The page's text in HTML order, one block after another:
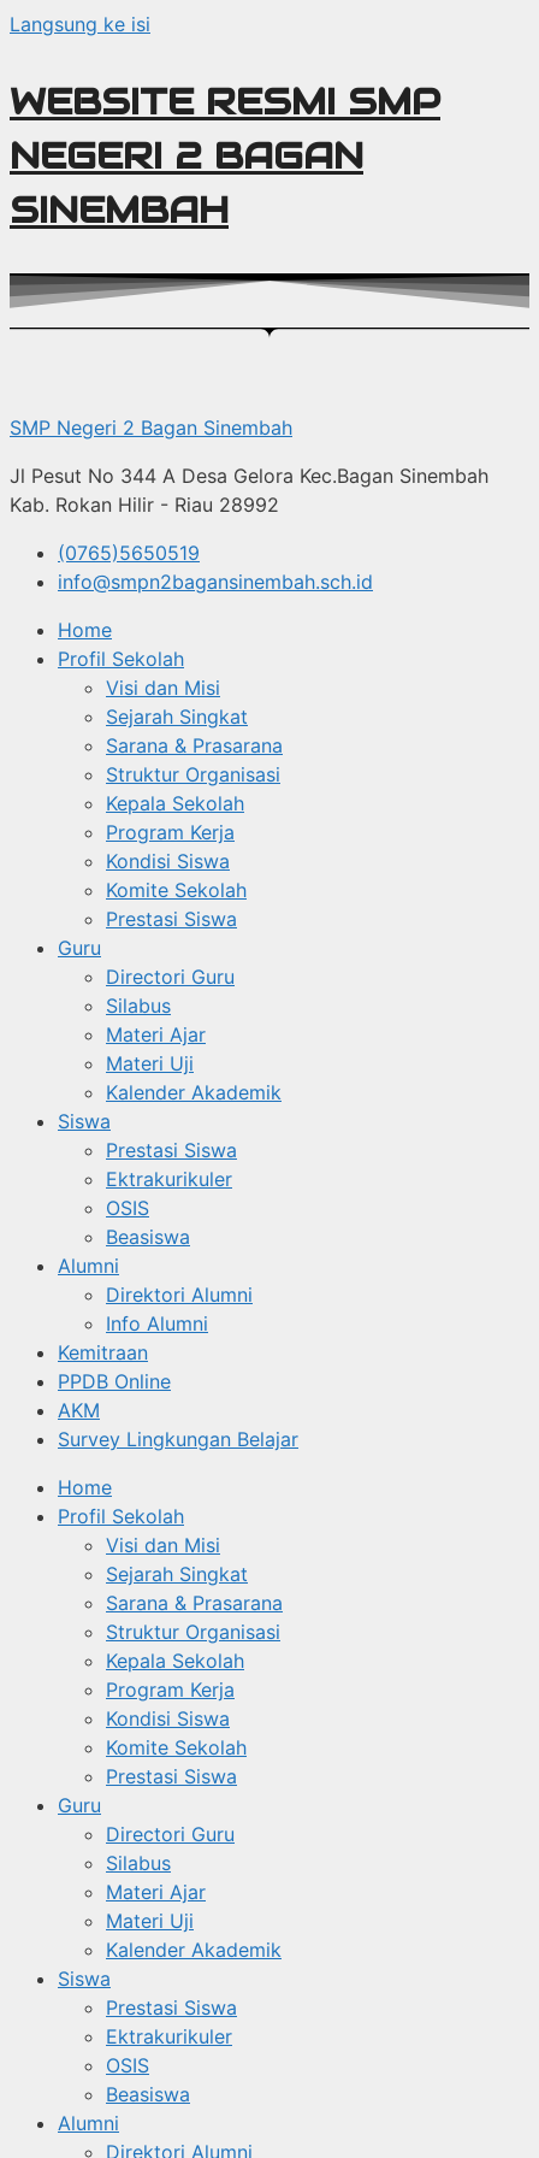
Langsung ke isi
WEBSITE RESMI SMP
NEGERI 2 BAGAN
SINEMBAH
SMP Negeri 2 Bagan Sinembah
Jl Pesut No 344 A Desa Gelora Kec.Bagan Sinembah
Kab. Rokan Hilir - Riau 28992
(0765)5650519
info@smpn2bagansinembah.sch.id
Home
Profil Sekolah
Visi dan Misi
Sejarah Singkat
Sarana & Prasarana
Struktur Organisasi
Kepala Sekolah
Program Kerja
Kondisi Siswa
Komite Sekolah
Prestasi Siswa
Guru
Directori Guru
Silabus
Materi Ajar
Materi Uji
Kalender Akademik
Siswa
Prestasi Siswa
Ektrakurikuler
OSIS
Beasiswa
Alumni
Direktori Alumni
Info Alumni
Kemitraan
PPDB Online
AKM
Survey Lingkungan Belajar
Home
Profil Sekolah
Visi dan Misi
Sejarah Singkat
Sarana & Prasarana
Struktur Organisasi
Kepala Sekolah
Program Kerja
Kondisi Siswa
Komite Sekolah
Prestasi Siswa
Guru
Directori Guru
Silabus
Materi Ajar
Materi Uji
Kalender Akademik
Siswa
Prestasi Siswa
Ektrakurikuler
OSIS
Beasiswa
Alumni
Direktori Alumni